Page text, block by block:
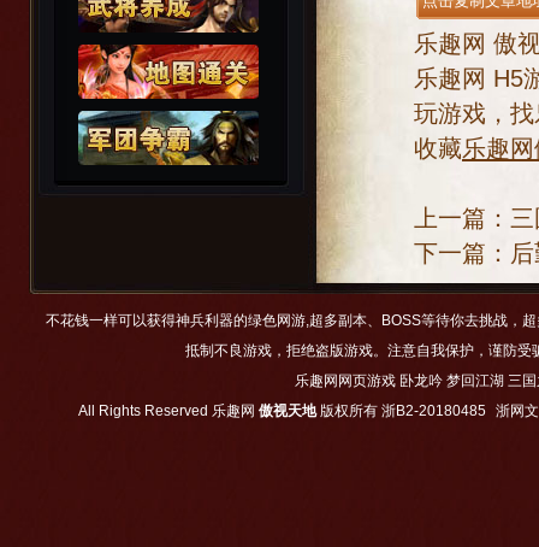
乐趣网 傲
乐趣网 H5
玩游戏，
收藏乐趣
上一篇：
下一篇：
不花钱一样可以获得神兵利器的绿色网游,超多副本、BOSS等待你去挑战，
抵制不良游戏，拒绝盗版游戏。注意自我保护，谨防
乐趣网网页游戏 卧龙吟 梦回江湖 三
All Rights Reserved 乐趣网 傲视天地版权所有 浙B2-20180485 浙网